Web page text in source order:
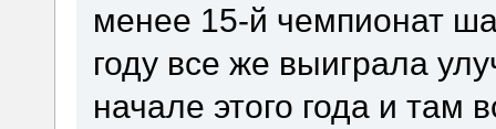
менее 15-й чемпионат
году все же выиграла
начале этого года и там